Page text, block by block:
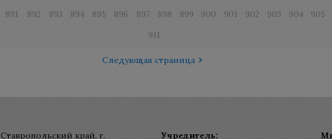
891 892 893 894 895 896 897 898 899 900 901 902 903 904 905
911
Следующая страница
Ставропольский край, г. Учредитель: